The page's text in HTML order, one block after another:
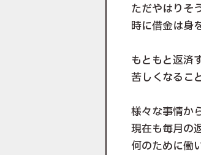
ただやはりそ
時に借金は身
もともと返済
苦しくなるこ
様々な事情か
現在も毎月の
何のために働